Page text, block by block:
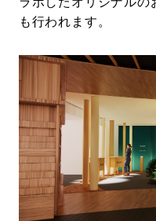
も行われます。